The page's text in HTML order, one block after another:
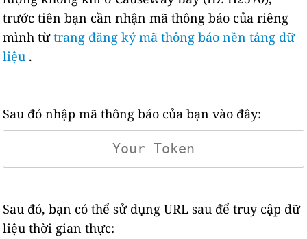
trước tiên bạn cần nhận mã thông báo của riêng
mình từtrang đăng ký mã thông báo nền tảng dữ
liệu .
Sau đó nhập mã thông báo của bạn vào đây:
Sau đó, bạn có thể sử dụng URL sau để truy cập dữ
liệu thời gian thực: